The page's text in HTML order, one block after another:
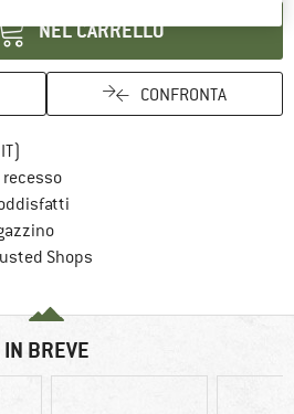
NEL CARRELLO
CONFRONTA
Vai alla politica di recesso qui
Shops
IN BREVE